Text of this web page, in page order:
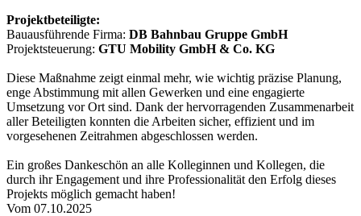
Projektbeteiligte:
Bauausführende Firma: DB Bahnbau Gruppe GmbH
Projektsteuerung: GTU Mobility GmbH & Co. KG
Diese Maßnahme zeigt einmal mehr, wie wichtig präzise Planung,
enge Abstimmung mit allen Gewerken und eine engagierte
Umsetzung vor Ort sind. Dank der hervorragenden Zusammenarbeit
aller Beteiligten konnten die Arbeiten sicher, effizient und im
vorgesehenen Zeitrahmen abgeschlossen werden.
Ein großes Dankeschön an alle Kolleginnen und Kollegen, die
durch ihr Engagement und ihre Professionalität den Erfolg dieses
Projekts möglich gemacht haben!
Vom 07.10.2025